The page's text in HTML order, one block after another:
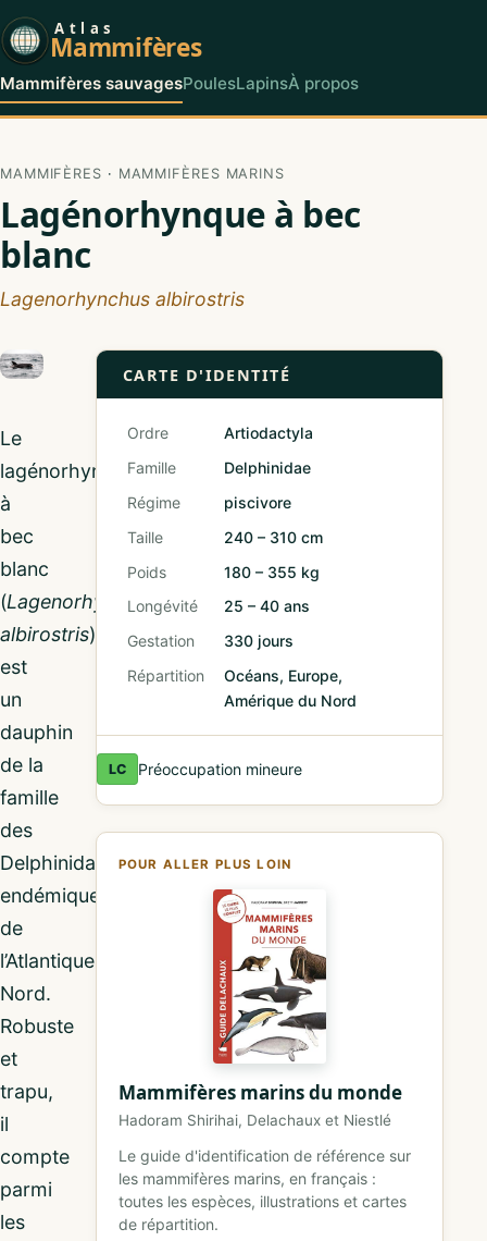
Atlas
Mammifères
Mammifères sauvagesPoulesLapinsÀ propos
MAMMIFÈRES · MAMMIFÈRES MARINS
Lagénorhynque à bec
blanc
Lagenorhynchus albirostris
Le
lagénorhynque
à
bec
blanc
(Lagenorhynchus
albirostris)
est
un
dauphin
de la
famille
des
Delphinidae,
endémique
de
l’Atlantique
Nord.
Robuste
et
trapu,
il
compte
parmi
les
CARTE D'IDENTITÉ
Ordre
Artiodactyla
Famille
Delphinidae
Régime
piscivore
Taille
240 – 310 cm
Poids
180 – 355 kg
Longévité
25 – 40 ans
Gestation
330 jours
Répartition
Océans, Europe,
Amérique du Nord
LC Préoccupation mineure
POUR ALLER PLUS LOIN
Mammifères marins du monde
Hadoram Shirihai, Delachaux et Niestlé
Le guide d'identification de référence sur
les mammifères marins, en français :
toutes les espèces, illustrations et cartes
de répartition.